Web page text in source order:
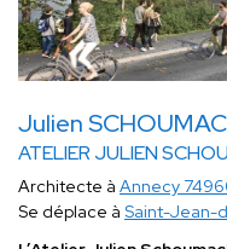
Julien
ATELIER JULIEN
Architecte à Annecy
Se déplace à Saint-Jean-